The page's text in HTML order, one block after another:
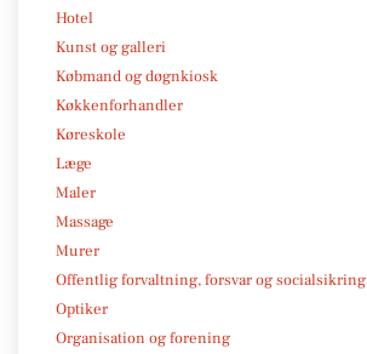
Hotel
Kunst og galleri
Købmand og døgnkiosk
Køkkenforhandler
Køreskole
Læge
Maler
Massage
Murer
Offentlig forvaltning, forsvar og socialsikring
Optiker
Organisation og forening